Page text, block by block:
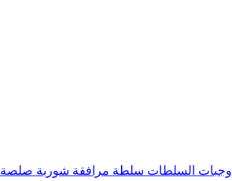
وجبات السلطات سلطة مرافقة شوربة صلصة